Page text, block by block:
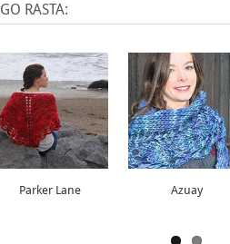
RASTA:
Parker Lane Azuay